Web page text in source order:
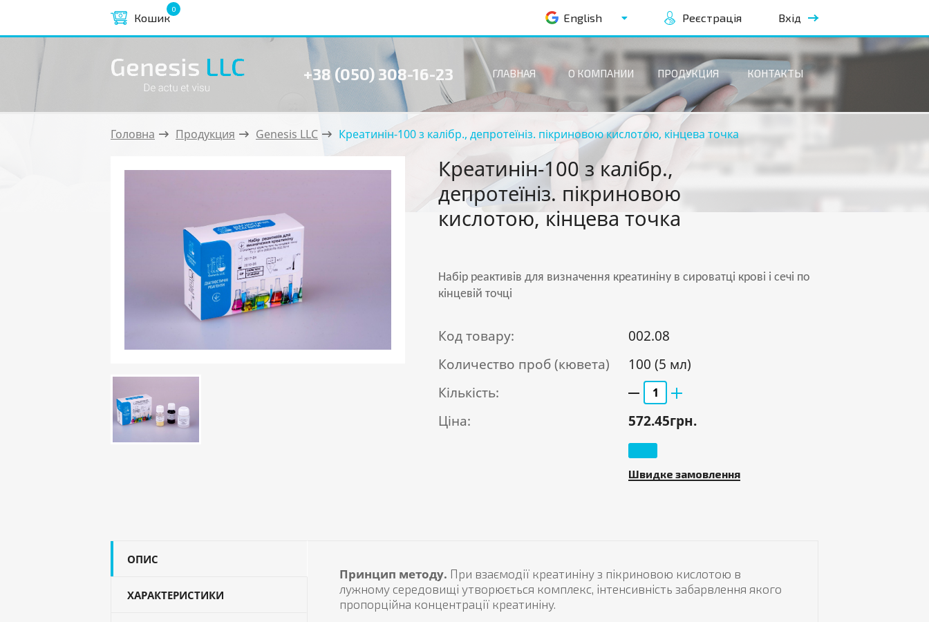
Кошик
0
Реєстрація Вхід
+38 (050) 308-16-23 ГЛАВНАЯ О КОМПАНИИ ПРОДУКЦИЯ КОНТАКТЫ
Головна Продукция Genesis LLC Креатинін-100 з калібр., депротеїніз. пікриновою кислотою, кінцева точка
Креатинін-100 з калібр.,
депротеїніз. пікриновою
кислотою, кінцева точка
Набір реактивів для визначення креатиніну в сироватці крові і сечі по
кінцевій точці
Код товару:
002.08
Количество проб (кювета)
100 (5 мл)
Кількість:
Ціна:
572.45грн.
Швидке замовлення
ОПИС
ХАРАКТЕРИСТИКИ
Принцип методу. При взаємодії креатиніну з пікриновою кислотою в
лужному середовищі утворюється комплекс, інтенсивність забарвлення якого
пропорційна концентрації креатиніну.